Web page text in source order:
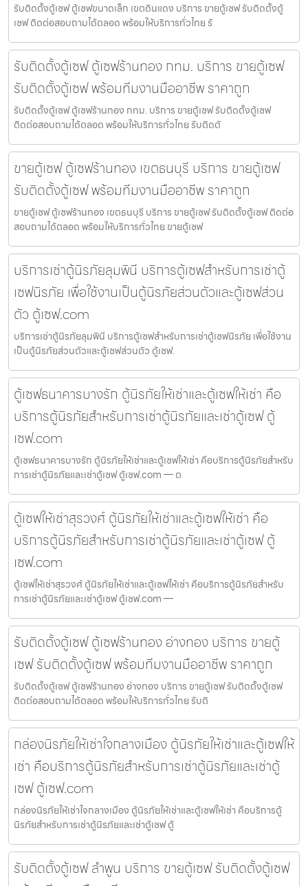
รับติดตั้งตู้เซฟ ตู้เซฟขนาดเล็ก เขตดินแดง บริการ ขายตู้เซฟ รับติดตั้งตู้
เซฟ ติดต่อสอบถามได้ตลอด พร้อมให้บริการทั่วไทย รั
รับติดตั้งตู้เซฟ ตู้เซฟร้านทอง กทม. บริการ ขายตู้เซฟ
รับติดตั้งตู้เซฟ พร้อมทีมงานมืออาชีพ ราคาถูก
รับติดตั้งตู้เซฟ ตู้เซฟร้านทอง กทม. บริการ ขายตู้เซฟ รับติดตั้งตู้เซฟ
ติดต่อสอบถามได้ตลอด พร้อมให้บริการทั่วไทย รับติดตั
ขายตู้เซฟ ตู้เซฟร้านทอง เขตธนบุรี บริการ ขายตู้เซฟ
รับติดตั้งตู้เซฟ พร้อมทีมงานมืออาชีพ ราคาถูก
ขายตู้เซฟ ตู้เซฟร้านทอง เขตธนบุรี บริการ ขายตู้เซฟ รับติดตั้งตู้เซฟ ติดต่อ
สอบถามได้ตลอด พร้อมให้บริการทั่วไทย ขายตู้เซฟ
บริการเช่าตู้นิรภัยลุมพินี บริการตู้เซฟสำหรับการเช่าตู้
เซฟนิรภัย เพื่อใช้งานเป็นตู้นิรภัยส่วนตัวและตู้เซฟส่วน
ตัว ตู้เซฟ.com
บริการเช่าตู้นิรภัยลุมพินี บริการตู้เซฟสำหรับการเช่าตู้เซฟนิรภัย เพื่อใช้งาน
เป็นตู้นิรภัยส่วนตัวและตู้เซฟส่วนตัว ตู้เซฟ.
ตู้เซฟธนาคารบางรัก ตู้นิรภัยให้เช่าและตู้เซฟให้เช่า คือ
บริการตู้นิรภัยสำหรับการเช่าตู้นิรภัยและเช่าตู้เซฟ ตู้
เซฟ.com
ตู้เซฟธนาคารบางรัก ตู้นิรภัยให้เช่าและตู้เซฟให้เช่า คือบริการตู้นิรภัยสำหรับ
การเช่าตู้นิรภัยและเช่าตู้เซฟ ตู้เซฟ.com — ต
ตู้เซฟให้เช่าสุรวงศ์ ตู้นิรภัยให้เช่าและตู้เซฟให้เช่า คือ
บริการตู้นิรภัยสำหรับการเช่าตู้นิรภัยและเช่าตู้เซฟ ตู้
เซฟ.com
ตู้เซฟให้เช่าสุรวงศ์ ตู้นิรภัยให้เช่าและตู้เซฟให้เช่า คือบริการตู้นิรภัยสำหรับ
การเช่าตู้นิรภัยและเช่าตู้เซฟ ตู้เซฟ.com —
รับติดตั้งตู้เซฟ ตู้เซฟร้านทอง อ่างทอง บริการ ขายตู้
เซฟ รับติดตั้งตู้เซฟ พร้อมทีมงานมืออาชีพ ราคาถูก
รับติดตั้งตู้เซฟ ตู้เซฟร้านทอง อ่างทอง บริการ ขายตู้เซฟ รับติดตั้งตู้เซฟ
ติดต่อสอบถามได้ตลอด พร้อมให้บริการทั่วไทย รับติ
กล่องนิรภัยให้เช่าใจกลางเมือง ตู้นิรภัยให้เช่าและตู้เซฟให้
เช่า คือบริการตู้นิรภัยสำหรับการเช่าตู้นิรภัยและเช่าตู้
เซฟ ตู้เซฟ.com
กล่องนิรภัยให้เช่าใจกลางเมือง ตู้นิรภัยให้เช่าและตู้เซฟให้เช่า คือบริการตู้
นิรภัยสำหรับการเช่าตู้นิรภัยและเช่าตู้เซฟ ตู้
รับติดตั้งตู้เซฟ ลำพูน บริการ ขายตู้เซฟ รับติดตั้งตู้เซฟ